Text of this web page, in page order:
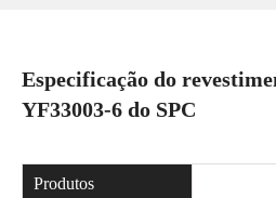
Especificação do
YF33003-6 do SPC
Produtos